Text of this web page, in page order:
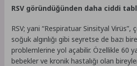
RSV göründüğünden daha ciddi
RSV; yani “Respiratuar Sinsityal
soğuk algınlığı gibi seyretse de bazı
problemlerine yol açabilir. Özellikle 60
bebekler ve kronik hastalığı olan